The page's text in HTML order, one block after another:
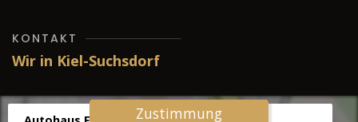
KONTAKT
Wir in Kiel-Suchsdorf
Zustimmung